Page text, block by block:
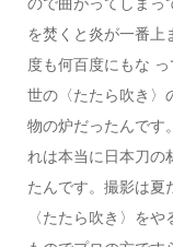
を焚くと炎が一番上
度も何百度にもな
世の〈たたら吹き〉
物の炉だったんです
れは本当に日本刀の
たんです。撮影は夏
〈たたら吹き〉を